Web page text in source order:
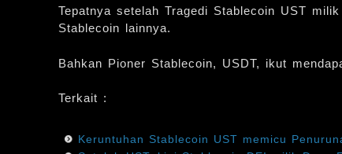
Tepatnya setelah Tragedi Stablecoin UST
Stablecoin lainnya.
Bahkan Pioner Stablecoin, USDT, ikut
Terkait :
Keruntuhan Stablecoin UST memicu